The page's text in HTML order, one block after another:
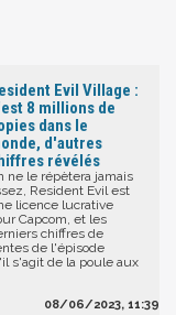
Evil Village :
8 millions de
dans le
d'autres
révélés
ne le répètera jamais
Resident Evil est
licence lucrative
Capcom, et les
chiffres de
de l'épisode
s'agit de la poule aux
08/06/2023, 11:39